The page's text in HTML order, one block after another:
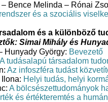
Bence Melinda – Rónai
és a szociális
és a különböző
Simai Mihály és
Hunyady György: Bevezető
A tudásalapú társadalom
Az infoszféra tudást
Helyi tudás, helyi
A bölcsészettudományok
és értékteremtés a